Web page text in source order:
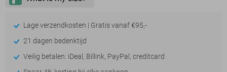
Lage verzendkosten | Gratis vanaf €95,-
21 dagen bedenktijd
Veilig betalen: iDeal, Billink, PayPal, creditcard